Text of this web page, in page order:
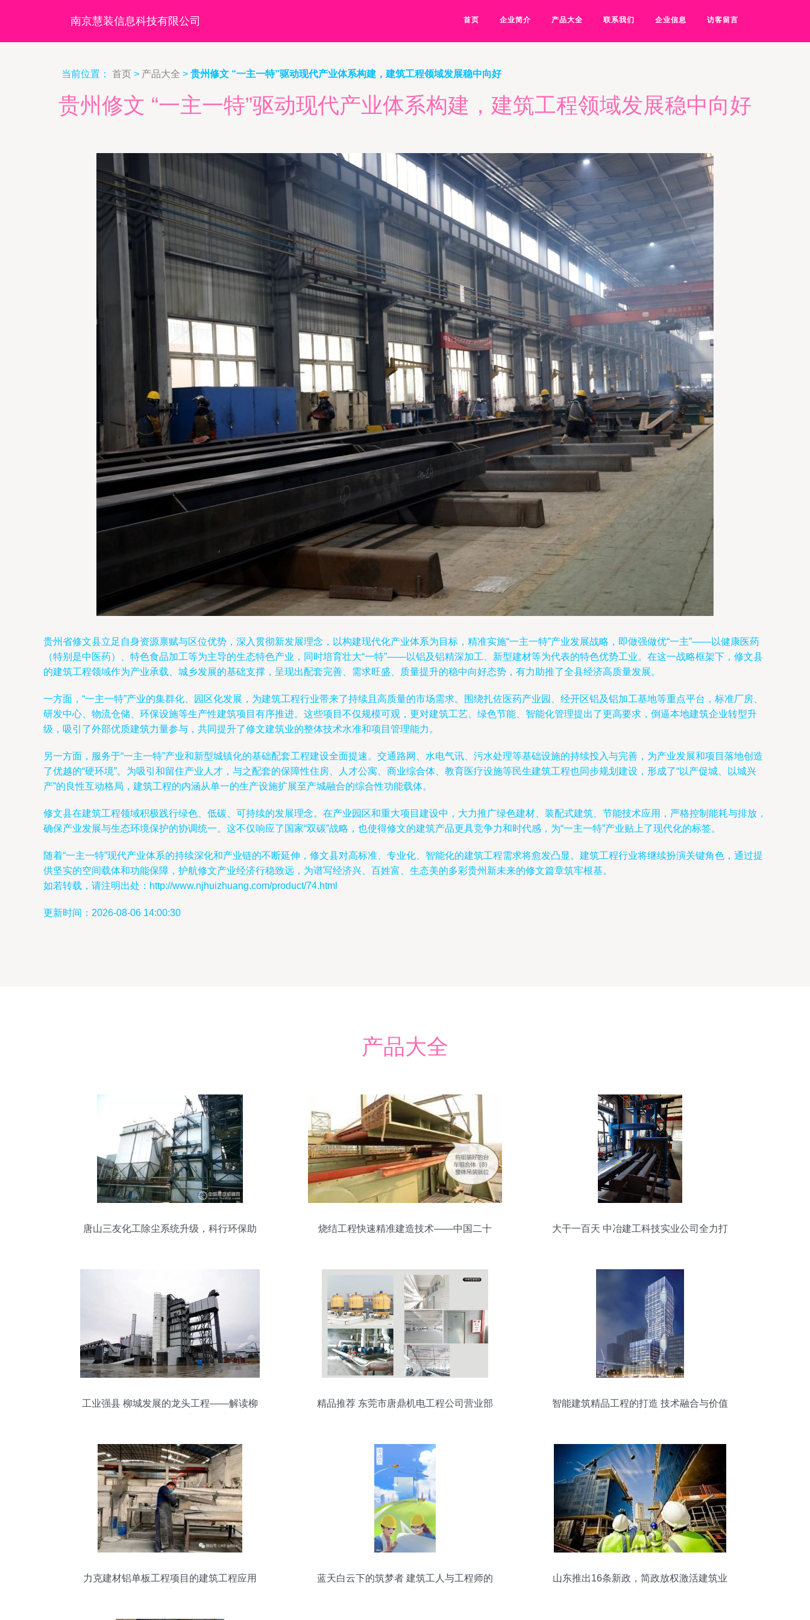
南京慧装信息科技有限公司 首页 企业简介 产品大全 联系我们 企业信息 访客留言
当前位置： 首页 > 产品大全 > 贵州修文 “一主一特”驱动现代产业体系构建，建筑工程领域发展稳中向好
贵州修文 “一主一特”驱动现代产业体系构建，建筑工程领域发展稳中向好
贵州省修文县立足自身资源禀赋与区位优势，深入贯彻新发展理念，以构建现代化产业体系为目标，精准实施“一主一特”产业发展战略，即做强做优“一主”——以健康医药
（特别是中医药）、特色食品加工等为主导的生态特色产业，同时培育壮大“一特”——以铝及铝精深加工、新型建材等为代表的特色优势工业。在这一战略框架下，修文县
的建筑工程领域作为产业承载、城乡发展的基础支撑，呈现出配套完善、需求旺盛、质量提升的稳中向好态势，有力助推了全县经济高质量发展。
一方面，“一主一特”产业的集群化、园区化发展，为建筑工程行业带来了持续且高质量的市场需求。围绕扎佐医药产业园、经开区铝及铝加工基地等重点平台，标准厂房、
研发中心、物流仓储、环保设施等生产性建筑项目有序推进。这些项目不仅规模可观，更对建筑工艺、绿色节能、智能化管理提出了更高要求，倒逼本地建筑企业转型升
级，吸引了外部优质建筑力量参与，共同提升了修文建筑业的整体技术水准和项目管理能力。
另一方面，服务于“一主一特”产业和新型城镇化的基础配套工程建设全面提速。交通路网、水电气讯、污水处理等基础设施的持续投入与完善，为产业发展和项目落地创造
了优越的“硬环境”。为吸引和留住产业人才，与之配套的保障性住房、人才公寓、商业综合体、教育医疗设施等民生建筑工程也同步规划建设，形成了“以产促城、以城兴
产”的良性互动格局，建筑工程的内涵从单一的生产设施扩展至产城融合的综合性功能载体。
修文县在建筑工程领域积极践行绿色、低碳、可持续的发展理念。在产业园区和重大项目建设中，大力推广绿色建材、装配式建筑、节能技术应用，严格控制能耗与排放，
确保产业发展与生态环境保护的协调统一。这不仅响应了国家“双碳”战略，也使得修文的建筑产品更具竞争力和时代感，为“一主一特”产业贴上了现代化的标签。
随着“一主一特”现代产业体系的持续深化和产业链的不断延伸，修文县对高标准、专业化、智能化的建筑工程需求将愈发凸显。建筑工程行业将继续扮演关键角色，通过提
供坚实的空间载体和功能保障，护航修文产业经济行稳致远，为谱写经济兴、百姓富、生态美的多彩贵州新未来的修文篇章筑牢根基。
如若转载，请注明出处：http://www.njhuizhuang.com/product/74.html
更新时间：2026-08-06 14:00:30
产品大全
唐山三友化工除尘系统升级，科行环保助
烧结工程快速精准建造技术——中国二十
大干一百天 中冶建工科技实业公司全力打
工业强县 柳城发展的龙头工程——解读柳
精品推荐 东莞市唐鼎机电工程公司营业部
智能建筑精品工程的打造 技术融合与价值
力克建材铝单板工程项目的建筑工程应用
蓝天白云下的筑梦者 建筑工人与工程师的
山东推出16条新政，简政放权激活建筑业